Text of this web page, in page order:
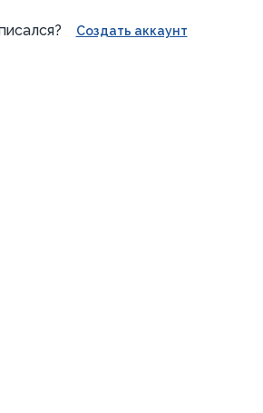
Создать аккаунт